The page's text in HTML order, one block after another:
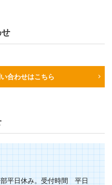
合わせはこちら
平日休み。受付時間 平日